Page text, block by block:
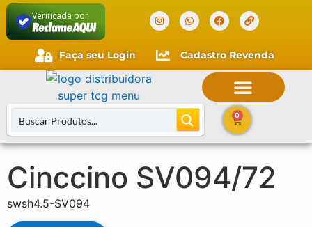
Verificada por
Faça seu Login Cadastro Revenda
0
Cinccino SV094/72
swsh4.5-SV094